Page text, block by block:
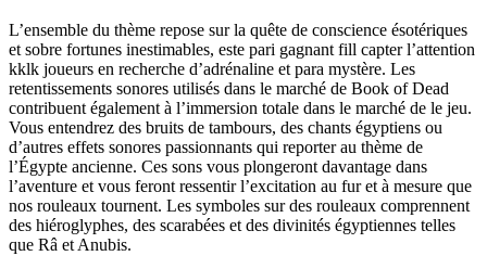
L’ensemble du thème repose sur la quête de conscience ésotériques
et sobre fortunes inestimables, este pari gagnant fill capter l’attention
kklk joueurs en recherche d’adrénaline et para mystère. Les
retentissements sonores utilisés dans le marché de Book of Dead
contribuent également à l’immersion totale dans le marché de le jeu.
Vous entendrez des bruits de tambours, des chants égyptiens ou
d’autres effets sonores passionnants qui reporter au thème de
l’Égypte ancienne. Ces sons vous plongeront davantage dans
l’aventure et vous feront ressentir l’excitation au fur et à mesure que
nos rouleaux tournent. Les symboles sur des rouleaux comprennent
des hiéroglyphes, des scarabées et des divinités égyptiennes telles
que Râ et Anubis.